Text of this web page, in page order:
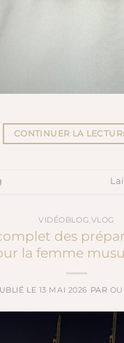
CONTINUER LA
VIDÉOBLOG VLOG
des
la femme
LE 13 MAI 2026 PAR